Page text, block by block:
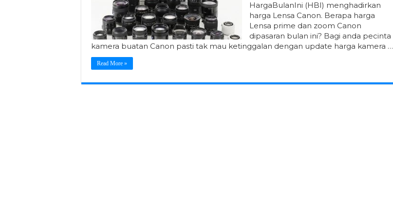
HargaBulanIni (HBI) menghadirkan
harga Lensa Canon. Berapa harga
Lensa prime dan zoom Canon
dipasaran bulan ini? Bagi anda pecinta
kamera buatan Canon pasti tak mau ketinggalan dengan update harga kamera …
Read More »